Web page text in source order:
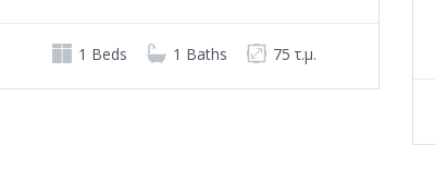
1 Beds 1 Baths 75 τ.μ.